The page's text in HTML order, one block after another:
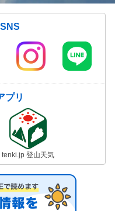
プリ
tenki.jp 登山天気